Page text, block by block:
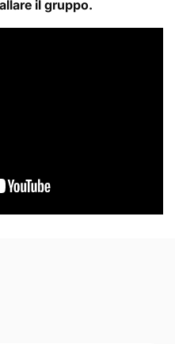
il gruppo.